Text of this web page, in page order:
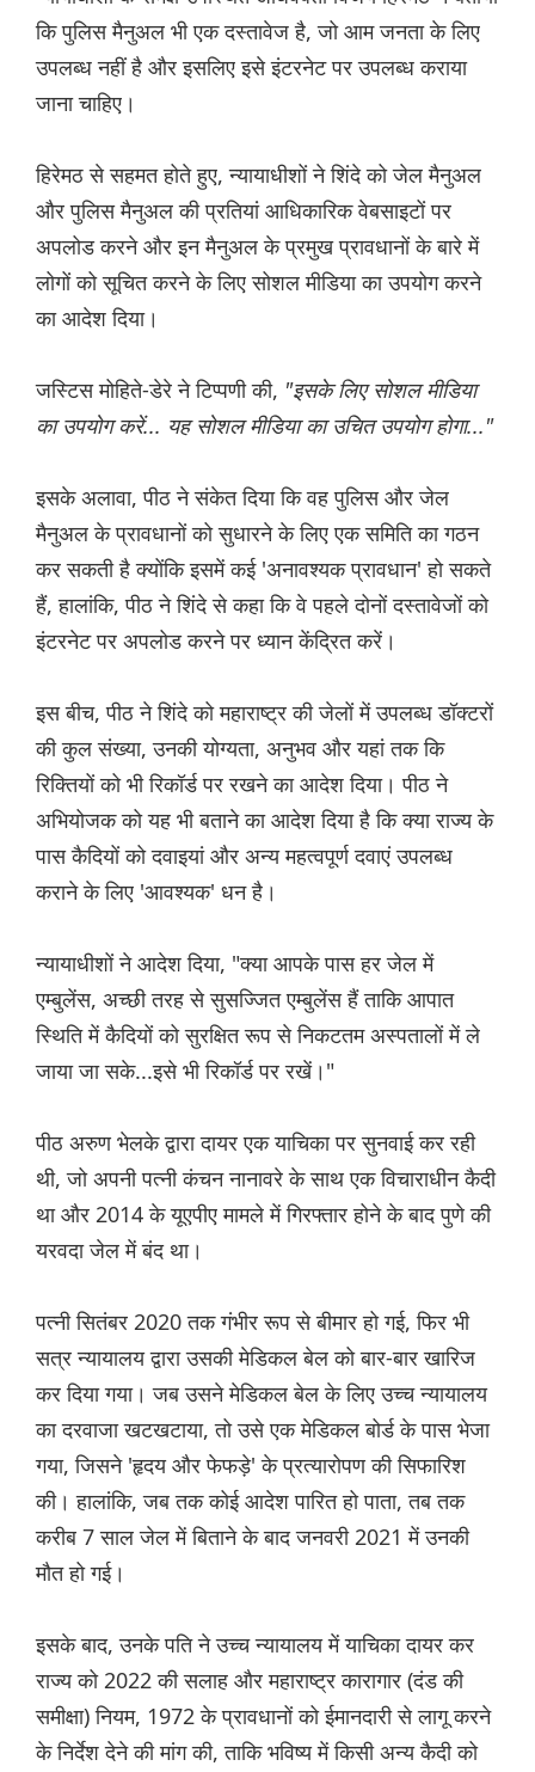
कि पुलिस मैनुअल भी एक दस्तावेज है, जो आम जनता के लिए
उपलब्ध नहीं है और इसलिए इसे इंटरनेट पर उपलब्ध कराया
जाना चाहिए।
हिरेमठ से सहमत होते हुए, न्यायाधीशों ने शिंदे को जेल मैनुअल
और पुलिस मैनुअल की प्रतियां आधिकारिक वेबसाइटों पर
अपलोड करने और इन मैनुअल के प्रमुख प्रावधानों के बारे में
लोगों को सूचित करने के लिए सोशल मीडिया का उपयोग करने
का आदेश दिया।
जस्टिस मोहिते-डेरे ने टिप्पणी की, "इसके लिए सोशल मीडिया
का उपयोग करें... यह सोशल मीडिया का उचित उपयोग होगा..."
इसके अलावा, पीठ ने संकेत दिया कि वह पुलिस और जेल
मैनुअल के प्रावधानों को सुधारने के लिए एक समिति का गठन
कर सकती है क्योंकि इसमें कई 'अनावश्यक प्रावधान' हो सकते
हैं, हालांकि, पीठ ने शिंदे से कहा कि वे पहले दोनों दस्तावेजों को
इंटरनेट पर अपलोड करने पर ध्यान केंद्रित करें।
इस बीच, पीठ ने शिंदे को महाराष्ट्र की जेलों में उपलब्ध डॉक्टरों
की कुल संख्या, उनकी योग्यता, अनुभव और यहां तक ​​कि
रिक्तियों को भी रिकॉर्ड पर रखने का आदेश दिया। पीठ ने
अभियोजक को यह भी बताने का आदेश दिया है कि क्या राज्य के
पास कैदियों को दवाइयां और अन्य महत्वपूर्ण दवाएं उपलब्ध
कराने के लिए 'आवश्यक' धन है।
न्यायाधीशों ने आदेश दिया, "क्या आपके पास हर जेल में
एम्बुलेंस, अच्छी तरह से सुसज्जित एम्बुलेंस हैं ताकि आपात
स्थिति में कैदियों को सुरक्षित रूप से निकटतम अस्पतालों में ले
जाया जा सके...इसे भी रिकॉर्ड पर रखें।"
पीठ अरुण भेलके द्वारा दायर एक याचिका पर सुनवाई कर रही
थी, जो अपनी पत्नी कंचन नानावरे के साथ एक विचाराधीन कैदी
था और 2014 के यूएपीए मामले में गिरफ्तार होने के बाद पुणे की
यरवदा जेल में बंद था।
पत्नी सितंबर 2020 तक गंभीर रूप से बीमार हो गई, फिर भी
सत्र न्यायालय द्वारा उसकी मेडिकल बेल को बार-बार खारिज
कर दिया गया। जब उसने मेडिकल बेल के लिए उच्च न्यायालय
का दरवाजा खटखटाया, तो उसे एक मेडिकल बोर्ड के पास भेजा
गया, जिसने 'हृदय और फेफड़े' के प्रत्यारोपण की सिफारिश
की। हालांकि, जब तक कोई आदेश पारित हो पाता, तब तक
करीब 7 साल जेल में बिताने के बाद जनवरी 2021 में उनकी
मौत हो गई।
इसके बाद, उनके पति ने उच्च न्यायालय में याचिका दायर कर
राज्य को 2022 की सलाह और महाराष्ट्र कारागार (दंड की
समीक्षा) नियम, 1972 के प्रावधानों को ईमानदारी से लागू करने
के निर्देश देने की मांग की, ताकि भविष्य में किसी अन्य कैदी को